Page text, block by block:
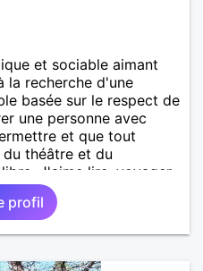
et sociable aimant
la recherche d'une
basée sur le respect de
une personne avec
et que tout
théâtre et du
J'aime lire, voyager
de ma famille. Au plaisir
profil